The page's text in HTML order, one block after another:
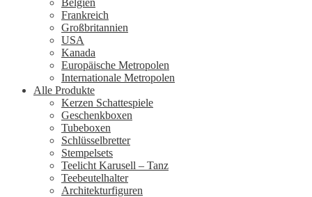
Belgien
Frankreich
Großbritannien
USA
Kanada
Europäische Metropolen
Internationale Metropolen
Alle Produkte
Kerzen Schattespiele
Geschenkboxen
Tubeboxen
Schlüsselbretter
Stempelsets
Teelicht Karusell – Tanz
Teebeutelhalter
Architekturfiguren